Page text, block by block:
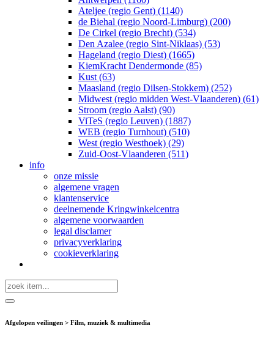
Ateljee (regio Gent) (1140)
de Biehal (regio Noord-Limburg) (200)
De Cirkel (regio Brecht) (534)
Den Azalee (regio Sint-Niklaas) (53)
Hageland (regio Diest) (1665)
KiemKracht Dendermonde (85)
Kust (63)
Maasland (regio Dilsen-Stokkem) (252)
Midwest (regio midden West-Vlaanderen) (61)
Stroom (regio Aalst) (90)
ViTeS (regio Leuven) (1887)
WEB (regio Turnhout) (510)
West (regio Westhoek) (29)
Zuid-Oost-Vlaanderen (511)
info
onze missie
algemene vragen
klantenservice
deelnemende Kringwinkelcentra
algemene voorwaarden
legal disclamer
privacyverklaring
cookieverklaring
Afgelopen veilingen > Film, muziek & multimedia